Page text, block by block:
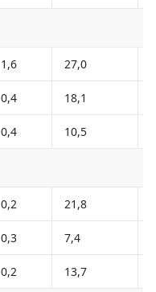
1,6 27,0
0,4 18,1
0,4 10,5
0,2 21,8
0,3 7,4
0,2 13,7